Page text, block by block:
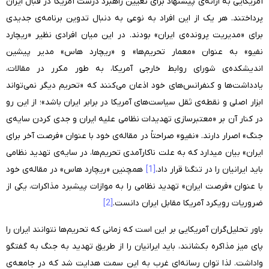
پرداختند. هر یک از این افراد به نوعی به دنبال تدوین برنامه‌ی جدیدی
برای «مدیریت پرونده‌ی ایران» بودند. در این میان افرادی نظیر «ریچارد
نفیو» به عنوان «معمار تحریم‌ها» و «ریچارد هاس» مدیر پیشین
اندیشکده‌ی شورای روابط خارجی آمریکا، به طور مکرر در مقالات،
یادداشت‌ها و کنفرانس‌های خود اذعان می‌کنند که «تحریم دیگر نمی‌تواند
ابزار اصلی و نقطه‌ی ثقل سیاست‌های آمریکا در برابر ایران باشد»؛ از این رو
در کنار آن بر «معتبرسازی تهدیدات نظامی علیه ایران و جدی کردن سایه‌ی
جنگ» اصرار دارند. «نفیو» صراحتاً در مقاله‌ی خود با عنوان «فرصت آخر برای
ایران» بیان میدارد که به علت ناکارآمدی تحریم‌ها، در سایه‌ی تهدید نظامی
باید ایرانیان را در تنگنا قرار داد.[1]
همچنین «ریچارد هاس» در مقاله‌ی خود
با عنوان «فرصت ایران» تهدید نظامی را به موازات پیشبرد مذاکرات، یکی از
ضروریات رویکرد آمریکا مقابل ایران دانست.[2]
باور تحلیل‌گران آمریکایی بر این است که زمانی که تحریم‌ها نتوانند ایران را
پای میز مذاکره بکشانند، باید ایرانیان را از طریق تهدید به جنگ به گفتگو
واداشت. لذا توان رسانه‌ای غرب به این سمت هدایت شد که در جامعه‌ی